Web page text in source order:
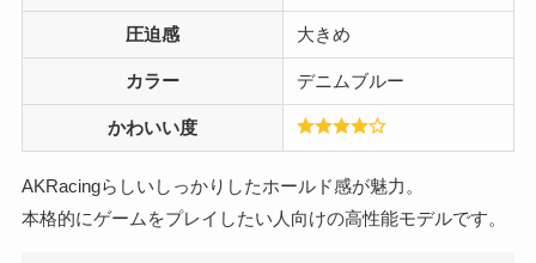
圧迫感 大きめ
カラー デニムブルー
かわいい度
AKRacingらしいしっかりしたホールド感が魅力。
本格的にゲームをプレイしたい人向けの高性能モデルです。